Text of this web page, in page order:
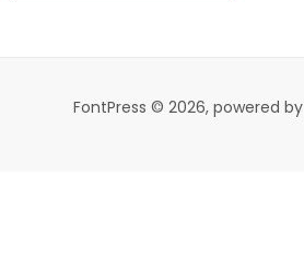
FontPress © 2026, powered by